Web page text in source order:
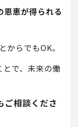
恩恵が得られる
からでもOK。
で、未来の働
ご相談くださ